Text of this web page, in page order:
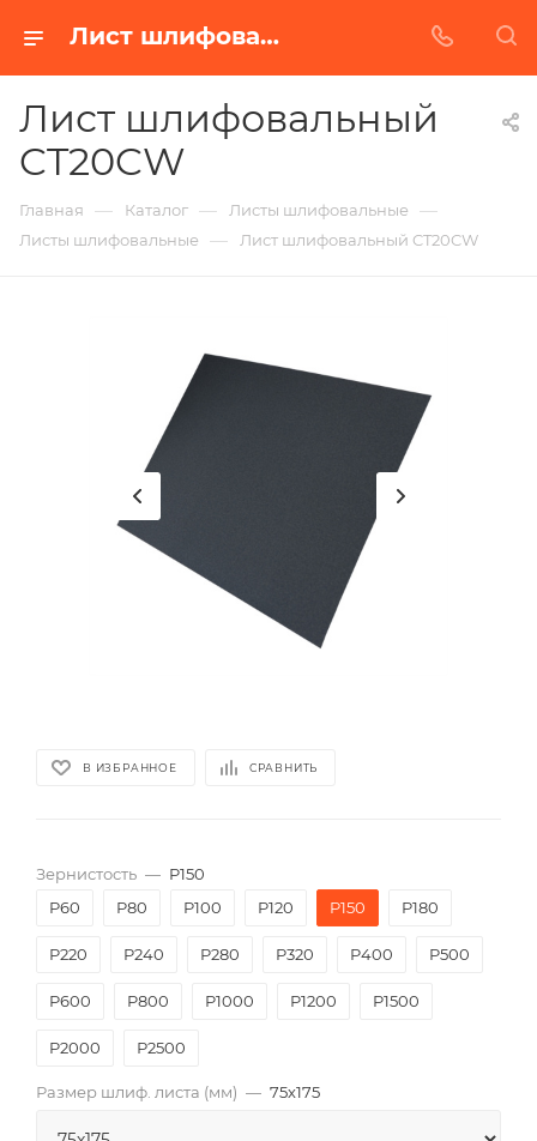
Лист шлифовальный CT20CW в Белгороде | Купить по недорогой цене от Абразивного Завода
Лист шлифовальный
CT20CW
Главная — Каталог — Листы шлифовальные —
Листы шлифовальные — Лист шлифовальный CT20CW
В ИЗБРАННОЕ СРАВНИТЬ
Зернистость — P150
P60
P80 P100 P120 P150 P180
P220 P240 P280 P320 P400 P500
P600 P800 P1000 P1200 P1500
P2000 Р2500
Размер шлиф. листа (мм) — 75х175